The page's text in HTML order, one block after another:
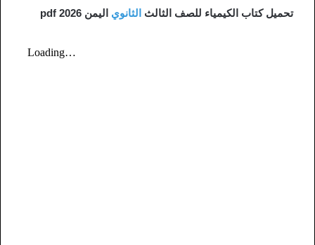
تحميل كتاب الكيمياء للصف الثالث الثانوي اليمن 2026 pdf